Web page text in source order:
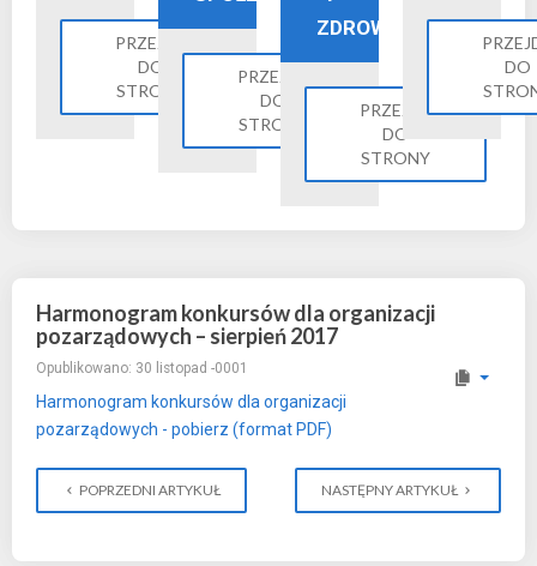
PRZEJDŹ
DO
STRONY
PRZEJDŹ
DO
STRONY
ZDROWIE
PRZEJDŹ
DO
STRONY
DO
Harmonogram konkursów dla organizacji
pozarządowych – sierpień 2017
Opublikowano: 30 listopad -0001
Harmonogram konkursów dla organizacji
pozarządowych - pobierz (format PDF)
POPRZEDNI ARTYKUŁ NASTĘPNY ARTYKUŁ